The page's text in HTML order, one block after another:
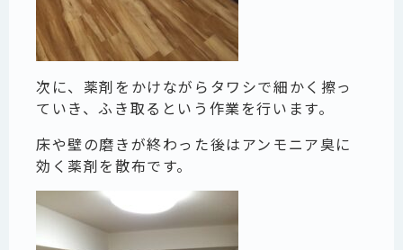
次に、薬剤をかけながらタワシで細かく擦っ
ていき、ふき取るという作業を行います。
床や壁の磨きが終わった後はアンモニア臭に
効く薬剤を散布です。